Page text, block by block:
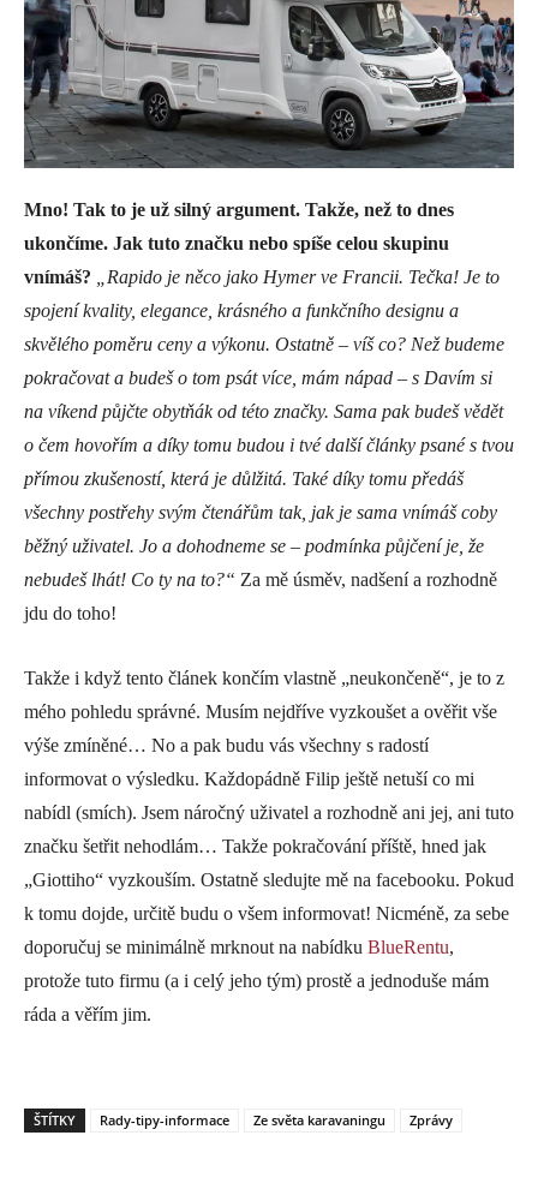
Mno! Tak to je už silný argument. Takže, než to dnes
ukončíme. Jak tuto značku nebo spíše celou skupinu
vnímáš? „Rapido je něco jako Hymer ve Francii. Tečka! Je to
spojení kvality, elegance, krásného a funkčního designu a
skvělého poměru ceny a výkonu. Ostatně – víš co? Než budeme
pokračovat a budeš o tom psát více, mám nápad – s Davím si
na víkend půjčte obytňák od této značky. Sama pak budeš vědět
o čem hovořím a díky tomu budou i tvé další články psané s tvou
přímou zkušeností, která je důlžitá. Také díky tomu předáš
všechny postřehy svým čtenářům tak, jak je sama vnímáš coby
běžný uživatel. Jo a dohodneme se – podmínka půjčení je, že
nebudeš lhát! Co ty na to?“ Za mě úsměv, nadšení a rozhodně
jdu do toho!
Takže i když tento článek končím vlastně „neukončeně“, je to z
mého pohledu správné. Musím nejdříve vyzkoušet a ověřit vše
výše zmíněné… No a pak budu vás všechny s radostí
informovat o výsledku. Každopádně Filip ještě netuší co mi
nabídl (smích). Jsem náročný uživatel a rozhodně ani jej, ani tuto
značku šetřit nehodlám… Takže pokračování příště, hned jak
„Giottiho“ vyzkouším. Ostatně sledujte mě na facebooku. Pokud
k tomu dojde, určitě budu o všem informovat! Nicméně, za sebe
doporučuj se minimálně mrknout na nabídku BlueRentu,
protože tuto firmu (a i celý jeho tým) prostě a jednoduše mám
ráda a věřím jim.
ŠTÍTKY Rady-tipy-informace Ze světa karavaningu Zprávy